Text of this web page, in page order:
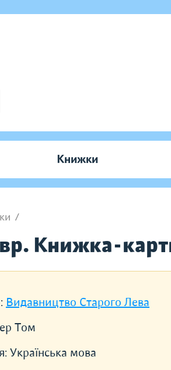
Книжки
/
Книжка-
Видавництво Старого Лева
Том
Українська мова